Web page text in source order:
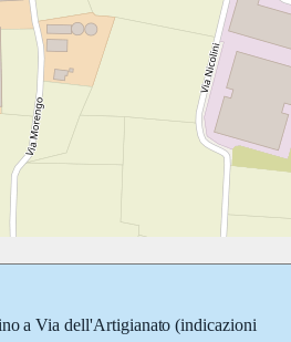
aVia dell'Artigianato (indicazioni